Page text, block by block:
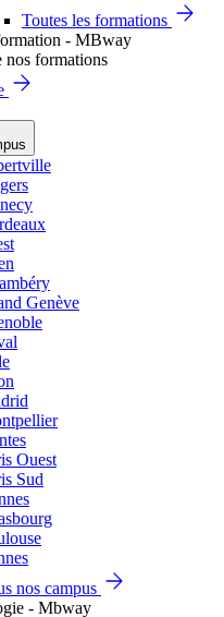
Toutes les formations
nos formations
Genève
Ouest
Sud
nos campus